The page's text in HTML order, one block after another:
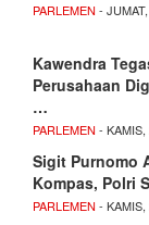
PARLEMEN -
Kawendra
Perusahaan
…
PARLEMEN -
Sigit Purnomo
Kompas, Polri
PARLEMEN -